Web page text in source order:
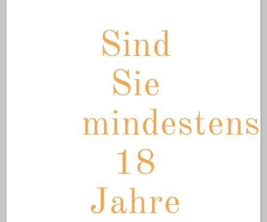
deren Herkunft und Ernteverfahren genau geprüft
wurden. Die dunkelbraune Farbe, die
Undurchsichtigkeit und Einzigartigkeit im
gewährleisten den richtigen Gehalt an
Wirkstoffen. Mit Wasser verdünnt, um die
gilt er täglich anwendbar als DAS Hausmittel. Als
idealer Reisebegleiter, zur Krönung eines
wunderbaren Festmahls oder der, der es immer
richtet — so ist der „echte“ Schwedenbitter über
die Grenzen hinaus bekannt. Zum Auflegen,
Eintauchen, Einreiben oder genussvoll Trinken —
mit vielen Erfolgsgeschichten ausgezeichnet.
Sind
Sie
mindestens
18
Jahre